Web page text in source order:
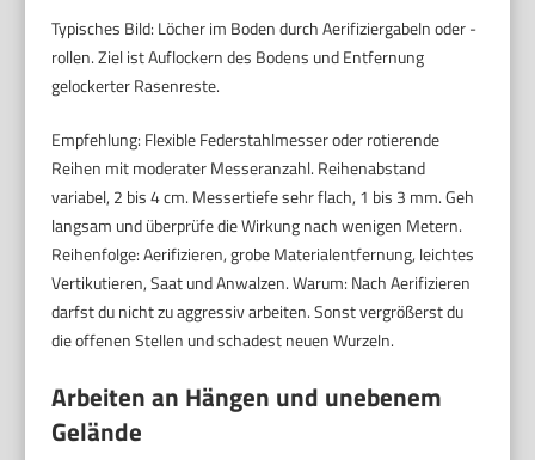
Typisches Bild: Löcher im Boden durch Aerifiziergabeln oder -
rollen. Ziel ist Auflockern des Bodens und Entfernung
gelockerter Rasenreste.
Empfehlung: Flexible Federstahlmesser oder rotierende
Reihen mit moderater Messeranzahl. Reihenabstand
variabel, 2 bis 4 cm. Messertiefe sehr flach, 1 bis 3 mm. Geh
langsam und überprüfe die Wirkung nach wenigen Metern.
Reihenfolge: Aerifizieren, grobe Materialentfernung, leichtes
Vertikutieren, Saat und Anwalzen. Warum: Nach Aerifizieren
darfst du nicht zu aggressiv arbeiten. Sonst vergrößerst du
die offenen Stellen und schadest neuen Wurzeln.
Arbeiten an Hängen und unebenem
Gelände